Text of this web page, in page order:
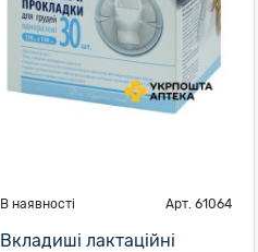
В наявності Арт. 61064
Вкладиші лактаційні